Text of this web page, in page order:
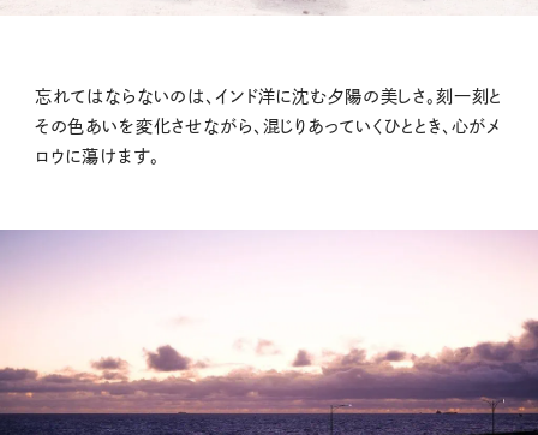
忘れてはならないのは、インド洋に沈む夕陽の美しさ。刻一刻と
その色あいを変化させながら、混じりあっていくひととき、心がメ
ロウに蕩けます。